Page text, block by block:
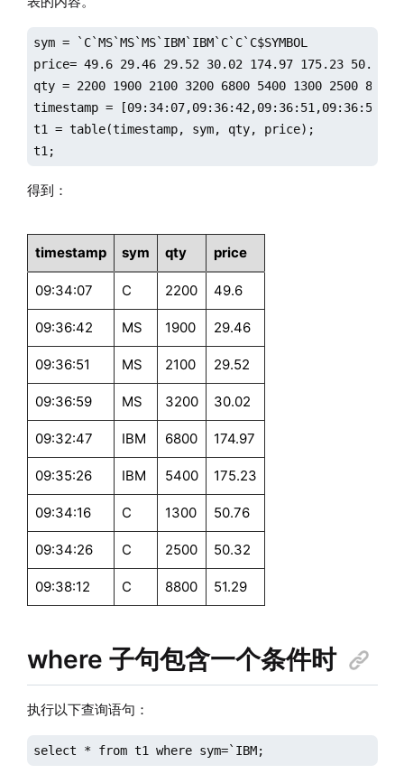
sym = `C`MS`MS`MS`IBM`IBM`C`C`C$SYMBOL
price= 49.6 29.46 29.52 30.02 174.97 175.23 50.76
qty = 2200 1900 2100 3200 6800 5400 1300 2500 8800
timestamp =
t1 = table(timestamp, sym, qty, price);
t1;
得到：
timestamp sym qty price
09:34:07 C 2200 49.6
09:36:42 MS 1900 29.46
09:36:51 MS 2100 29.52
09:36:59 MS 3200 30.02
09:32:47 IBM 6800 174.97
09:35:26 IBM 5400 175.23
09:34:16 C 1300 50.76
09:34:26 C 2500 50.32
09:38:12 C 8800 51.29
where 子句包含一个条件时
执行以下查询语句：
select * from t1 where sym=`IBM;